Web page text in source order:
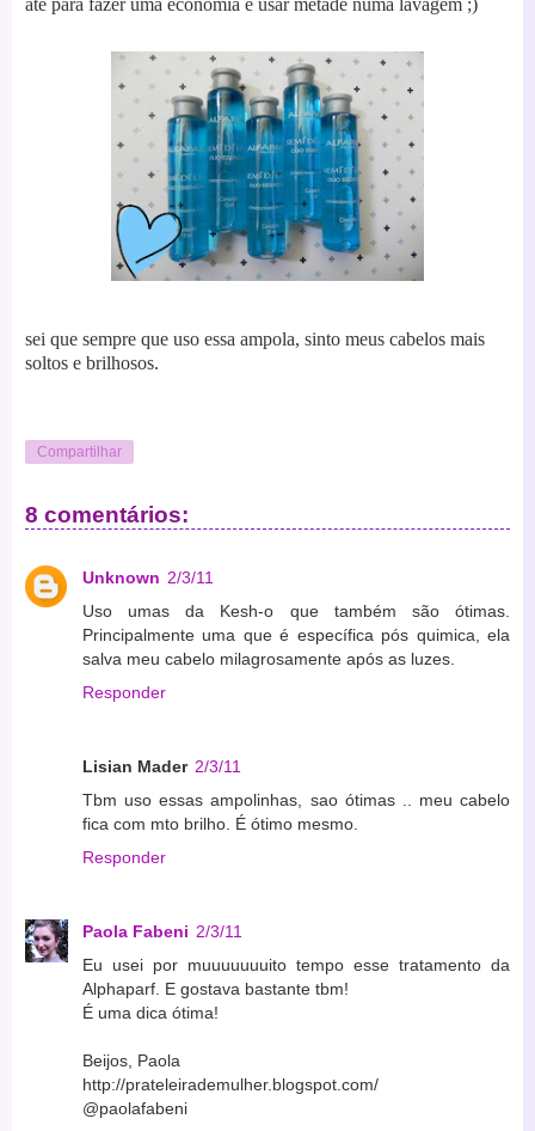
sei que sempre que uso essa ampola, sinto meus cabelos mais
soltos e brilhosos.
Compartilhar
8 comentários:
Unknown 2/3/11
Uso umas da Kesh-o que também são ótimas.
Principalmente uma que é específica pós quimica, ela
salva meu cabelo milagrosamente após as luzes.
Responder
Lisian Mader 2/3/11
Tbm uso essas ampolinhas, sao ótimas .. meu cabelo
fica com mto brilho. É ótimo mesmo.
Responder
Paola Fabeni 2/3/11
Eu usei por muuuuuuuito tempo esse tratamento da
Alphaparf. E gostava bastante tbm!
É uma dica ótima!
Beijos, Paola
http://prateleirademulher.blogspot.com/
@paolafabeni